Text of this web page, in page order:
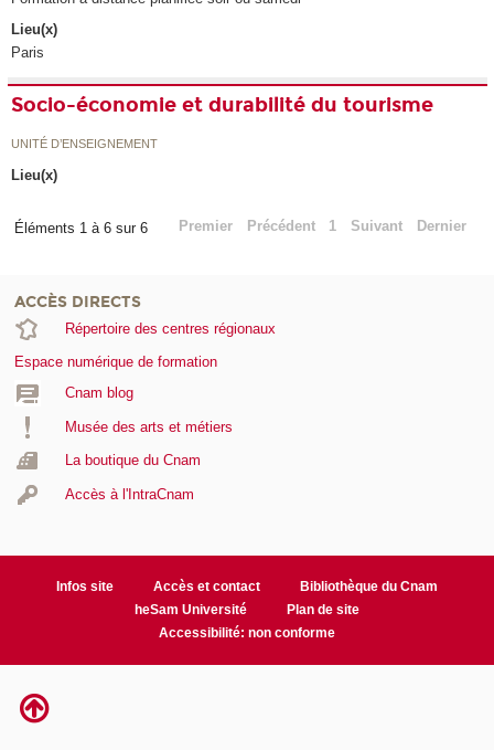
Lieu(x)
Paris
Socio-économie et durabilité du tourisme
UNITÉ D’ENSEIGNEMENT
Lieu(x)
Éléments 1 à 6 sur 6 Premier Précédent 1 Suivant Dernier
ACCÈS DIRECTS
Répertoire des centres régionaux
Espace numérique de formation
Cnam blog
Musée des arts et métiers
La boutique du Cnam
Accès à l'IntraCnam
Infos site Accès et contact
Bibliothèque du Cnam
heSam Université
Plan de site
Accessibilité: non conforme